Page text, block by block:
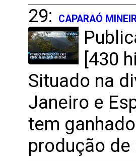
29:
CAPARAÓ
[430
Situado na
Janeiro e
tem
produção